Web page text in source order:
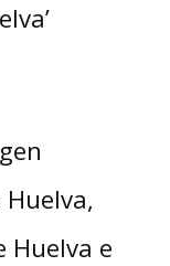
Huelva e